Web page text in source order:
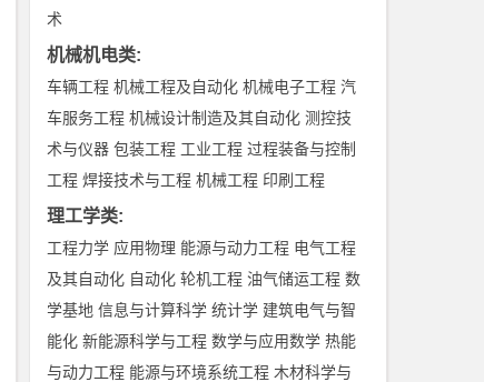
术
机械机电类:
车辆工程 机械工程及自动化 机械电子工程 汽
车服务工程 机械设计制造及其自动化 测控技
术与仪器 包装工程 工业工程 过程装备与控制
工程 焊接技术与工程 机械工程 印刷工程
理工学类:
工程力学 应用物理 能源与动力工程 电气工程
及其自动化 自动化 轮机工程 油气储运工程 数
学基地 信息与计算科学 统计学 建筑电气与智
能化 新能源科学与工程 数学与应用数学 热能
与动力工程 能源与环境系统工程 木材科学与